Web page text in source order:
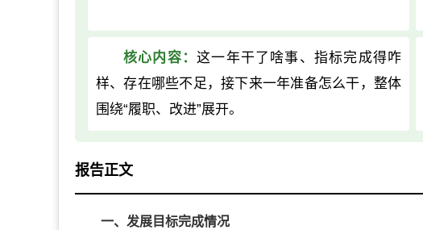
核心内容：这一年干了啥事、指标完成得咋
样、存在哪些不足，接下来一年准备怎么干，整体
围绕“履职、改进”展开。
报告正文
一、发展目标完成情况